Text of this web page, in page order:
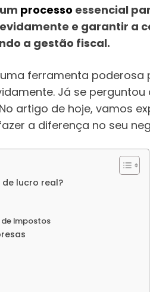
processo essencial
e garantir a
a gestão fiscal.
ferramenta poderosa
Já se
artigo de hoje, vamos
a diferença no seu
lucro real?
Impostos